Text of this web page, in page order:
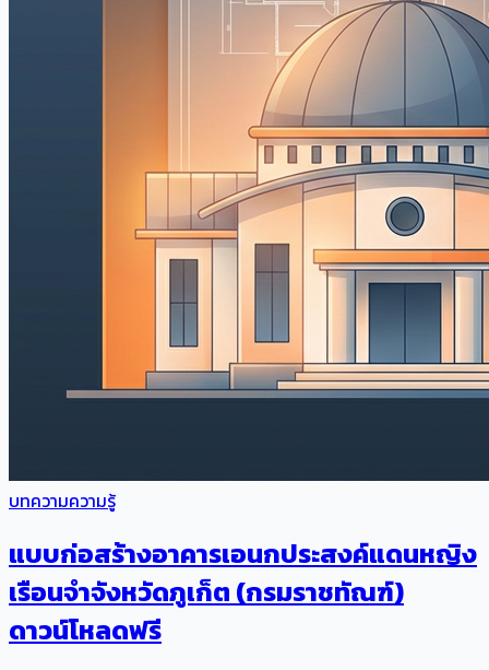
บทความความรู้
แบบก่อสร้างอาคารเอนกประสงค์แดนหญิง
เรือนจำจังหวัดภูเก็ต (กรมราชทัณฑ์)
ดาวน์โหลดฟรี